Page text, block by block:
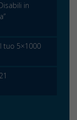
in
tuo 5×1000